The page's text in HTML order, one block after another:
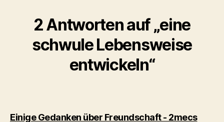
2 Antworten auf „eine
schwule Lebensweise
entwickeln“
Einige Gedanken über Freundschaft - 2mecssagt: